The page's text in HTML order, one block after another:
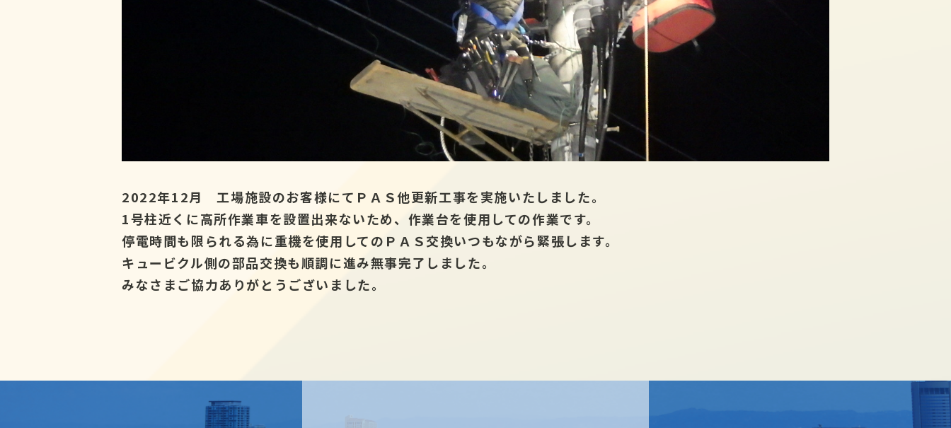
2022年12月 工場施設のお客様にてＰＡＳ他更新工事を実施いたしました。
1号柱近くに高所作業車を設置出来ないため、作業台を使用しての作業です。
停電時間も限られる為に重機を使用してのＰＡＳ交換いつもながら緊張します。
キュービクル側の部品交換も順調に進み無事完了しました。
みなさまご協力ありがとうございました。